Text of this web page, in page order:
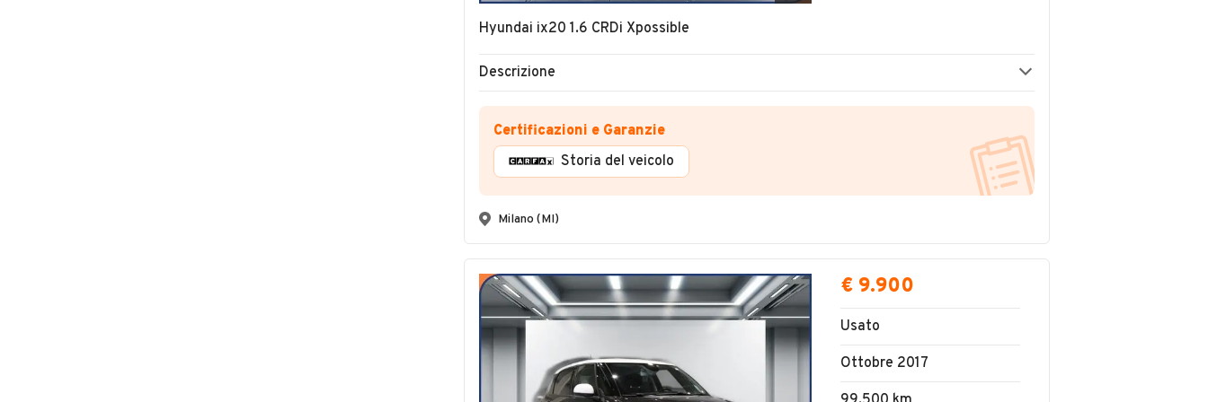
Hyundai ix20 1.6 CRDi Xpossible
Descrizione
Certificazioni e Garanzie
Storia del veicolo
Milano (MI)
€ 9.900
Usato
Ottobre 2017